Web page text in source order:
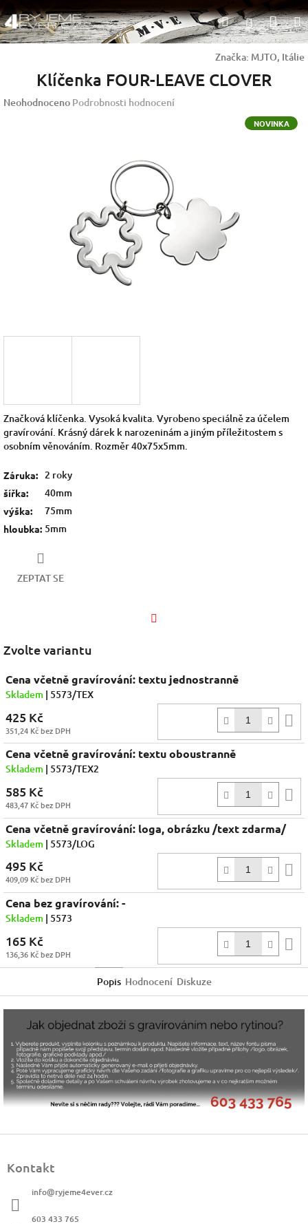
na
obsah
HledatPřihlášení
Značka: MJTO, Itálie
Klíčenka FOUR-LEAVE CLOVER
Průměrné
Neohodnoceno Podrobnosti hodnocení
NOVINKA
Značková klíčenka. Vysoká kvalita. Vyrobeno speciálně za účelem
gravírování. Krásný dárek k narozeninám a jiným příležitostem s
osobním věnováním. Rozměr 40x75x5mm.
Záruka: 2 roky
šířka: 40mm
výška: 75mm
hloubka: 5mm
ZEPTAT SE
Zvolte variantu
Cena včetně gravírování: textu jednostranně
Skladem | 5573/TEX
425 Kč
351,24 Kč bez DPH
Cena včetně gravírování: textu oboustranně
Skladem | 5573/TEX2
585 Kč
483,47 Kč bez DPH
Cena včetně gravírování: loga, obrázku /text zdarma/
Skladem | 5573/LOG
495 Kč
409,09 Kč bez DPH
Cena bez gravírování: -
Skladem | 5573
165 Kč
136,36 Kč bez DPH
Popis Hodnocení Diskuze
Kontakt
info@ryjeme4ever.cz
603 433 765